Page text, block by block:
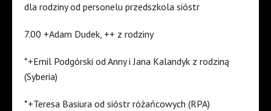
dla rodziny od personelu przedszkola sióstr
7.00 +Adam Dudek, ++ z rodziny
*+Emil Podgórski od Anny i Jana Kalandyk z rodziną
(Syberia)
*+Teresa Basiura od sióstr różańcowych (RPA)